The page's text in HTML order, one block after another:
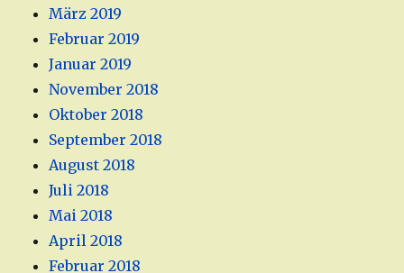
März 2019
Februar 2019
Januar 2019
November 2018
Oktober 2018
September 2018
August 2018
Juli 2018
Mai 2018
April 2018
Februar 2018